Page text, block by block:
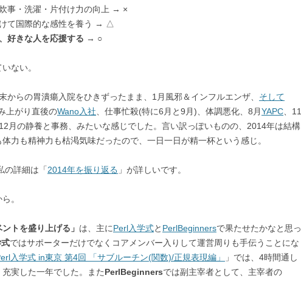
事・洗濯・片付け力の向上 → ×
て国際的な感性を養う → △
好きな人を応援する → ○
ない。
からの胃潰瘍入院をひきずったまま、1月風邪＆インフルエンザ、 そして
上がり直後のWano入社 、仕事忙殺(特に6月と9月)、体調悪化、8月YAPC 、11
12月の静養と事務、みたいな感じでした。言い訳っぽいものの、2014年は結構
力も精神力も枯渇気味だったので、一日一日が精一杯という感じ。
の詳細は「2014年を振り返る 」が詳しいです。
。
トを盛り上げる」 は、主にPerl入学式と PerlBeginnersで果たせたかなと思っ
ではサポーターだけでなくコアメンバー入りして運営周りも手伝うことにな
入学式 in東京 第4回 「サブルーチン(関数)/正規表現編」 」 では、4時間通し
実した一年でした。
またPerlBeginnersでは副主宰者として、主宰者の